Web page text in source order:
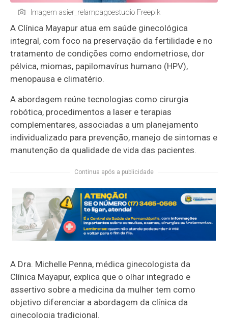
Imagem asier_relampagoestudio Freepik
A Clínica Mayapur atua em saúde ginecológica
integral, com foco na preservação da fertilidade e no
tratamento de condições como endometriose, dor
pélvica, miomas, papilomavírus humano (HPV),
menopausa e climatério.
A abordagem reúne tecnologias como cirurgia
robótica, procedimentos a laser e terapias
complementares, associadas a um planejamento
individualizado para prevenção, manejo de sintomas e
manutenção da qualidade de vida das pacientes.
Continua após a publicidade
A Dra. Michelle Penna, médica ginecologista da
Clínica Mayapur, explica que o olhar integrado e
assertivo sobre a medicina da mulher tem como
objetivo diferenciar a abordagem da clínica da
ginecologia tradicional.